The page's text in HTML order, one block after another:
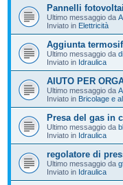
Pannelli
Ultimo messaggio da
Inviato in Elettricità
Aggiunta
Ultimo messaggio da
Inviato in Idraulica
AIUTO PER
Ultimo messaggio da
Inviato in Bricolage e
Presa del gas in
Ultimo messaggio da
Inviato in Idraulica
regolatore di
Ultimo messaggio da
Inviato in Idraulica